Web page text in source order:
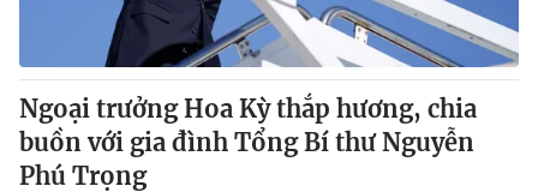
cấp ngày 29/12/2023
Tổng Biên tập:
Vũ Thanh Thủy
Phó Tổng Biên tập:Nguyễn Thị Mỹ Hạnh, Phạm Quốc Thắng,
Nguyễn Trọng Ninh
Tổng đài VTV:024.38 355 931 - 024.38 355 932
Ðiện thoại Thời báo VTV:
Ngoại trưởng Hoa Kỳ thắp hương, chia
buồn với gia đình Tổng Bí thư Nguyễn
Phú Trọng